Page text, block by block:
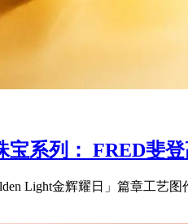
系列： FRED斐
Light金辉耀日」篇章工艺